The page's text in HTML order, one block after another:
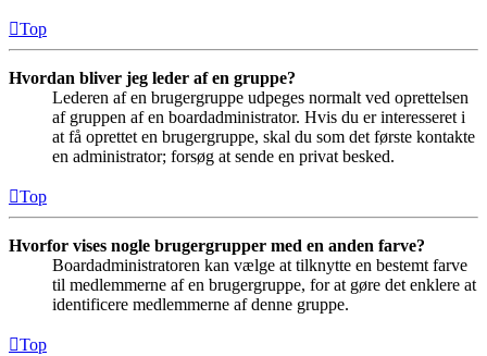
Top
Hvordan bliver jeg leder af en gruppe?
Lederen af en brugergruppe udpeges normalt ved oprettelsen
af gruppen af en boardadministrator. Hvis du er interesseret i
at få oprettet en brugergruppe, skal du som det første kontakte
en administrator; forsøg at sende en privat besked.
Top
Hvorfor vises nogle brugergrupper med en anden farve?
Boardadministratoren kan vælge at tilknytte en bestemt farve
til medlemmerne af en brugergruppe, for at gøre det enklere at
identificere medlemmerne af denne gruppe.
Top